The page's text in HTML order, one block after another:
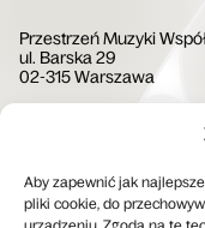
Aby zapewnić jak
pliki cookie, do
Przestrzeń Muzyki
ul. Barska 29
02-315 Warszawa
Społeczna Instytucja